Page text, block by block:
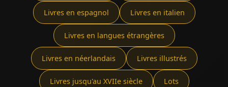
Livres en espagnol Livres en italien
Livres en langues étrangères
Livres en néerlandais Livres illustrés
Livres jusqu'au XVIIe siècle Lots